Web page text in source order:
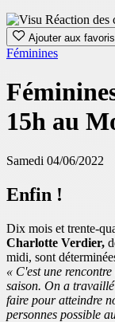
Ajouter aux favoris
Féminines
15h au
Samedi 04/06/2022
Enfin !
Dix mois et trente-
Charlotte Verdier,
midi, sont
« C'est une
saison. On a
faire pour atteindre
personnes possible